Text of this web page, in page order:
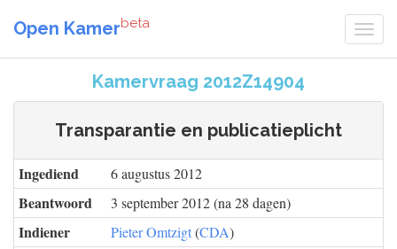
Open Kamerbeta
Kamervraag 2012Z14904
Transparantie en publicatieplicht
Ingediend 6 augustus 2012
Beantwoord 3 september 2012 (na 28 dagen)
Indiener Pieter Omtzigt(CDA)